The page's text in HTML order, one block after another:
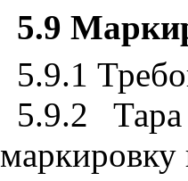
5.9
5.9.1
5.9.2
маркировку